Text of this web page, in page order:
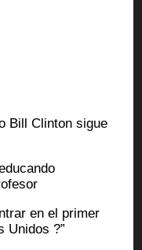
Bill Clin­ton sigue
en el pri­mer
Unidos ?”